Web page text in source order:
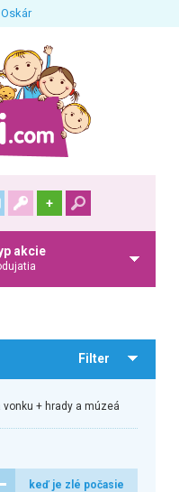
Oskár
+
akcie
Filter
vonku + hrady a múzeá
keď je zlé počasie